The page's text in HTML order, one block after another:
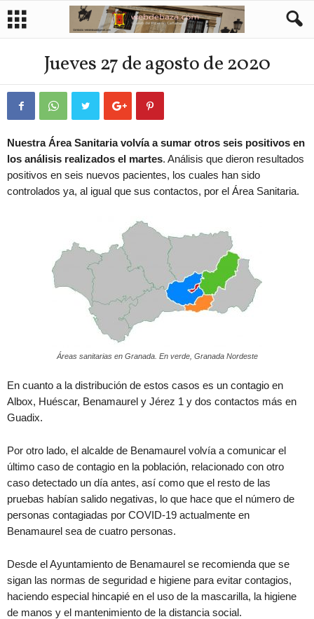
Jueves 27 de agosto de 2020
Nuestra Área Sanitaria volvía a sumar otros seis positivos en
los análisis realizados el martes. Análisis que dieron resultados
positivos en seis nuevos pacientes, los cuales han sido
controlados ya, al igual que sus contactos, por el Área Sanitaria.
Áreas sanitarias en Granada. En verde, Granada Nordeste
En cuanto a la distribución de estos casos es un contagio en
Albox, Huéscar, Benamaurel y Jérez 1 y dos contactos más en
Guadix.
Por otro lado, el alcalde de Benamaurel volvía a comunicar el
último caso de contagio en la población, relacionado con otro
caso detectado un día antes, así como que el resto de las
pruebas habían salido negativas, lo que hace que el número de
personas contagiadas por COVID-19 actualmente en
Benamaurel sea de cuatro personas.
Desde el Ayuntamiento de Benamaurel se recomienda que se
sigan las normas de seguridad e higiene para evitar contagios,
haciendo especial hincapié en el uso de la mascarilla, la higiene
de manos y el mantenimiento de la distancia social.